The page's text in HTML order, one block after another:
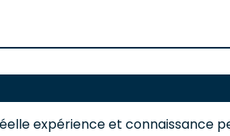
expérience et connaissance